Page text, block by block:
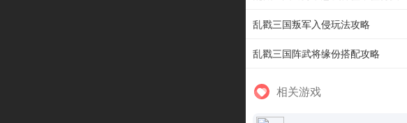
乱戳三国叛军入侵玩法攻略
乱戳三国阵武将缘份搭配攻略
相关游戏